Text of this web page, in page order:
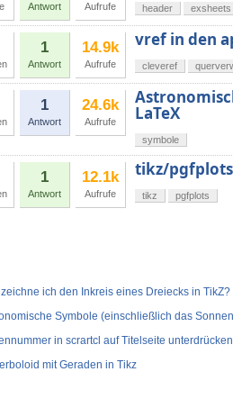
Antwort Aufrufe header exsheets
1
Antwort
14.9k
Aufrufe
vref in den
cleveref
1
Antwort
24.6k
Aufrufe LaTeX
symbole
1
Antwort
12.1k
Aufrufe
tikz/
tikz pgfplots
ich den Inkreis eines Dreiecks in TikZ?
Symbole (einschließlich das
in scrartcl auf Titelseite unterdrücken
mit Geraden in Tikz